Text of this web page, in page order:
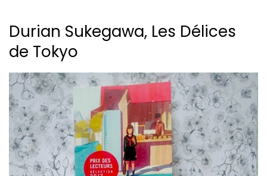
Durian Sukegawa, Les Délices
de Tokyo